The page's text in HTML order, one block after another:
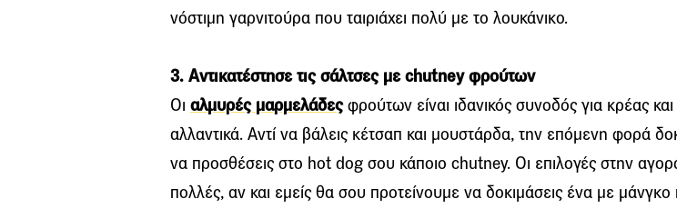
νόστιμη γαρνιτούρα που ταιριάχει πολύ με το λουκάνικο.
3. Αντικατέστησε τις σάλτσες με chutney φρούτων
Οι αλμυρές μαρμελάδεςφρούτων είναι ιδανικός συνοδός για κρέας και
αλλαντικά. Αντί να βάλεις κέτσαπ και μουστάρδα, την επόμενη φορά
να προσθέσεις στο hot dog σου κάποιο chutney. Οι επιλογές στην
πολλές, αν και εμείς θα σου προτείνουμε να δοκιμάσεις ένα με